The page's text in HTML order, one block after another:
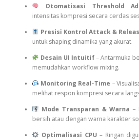
Otomatisasi Threshold
intensitas kompresi secara cerdas
Presisi Kontrol Attack &
untuk shaping dinamika yang akurat.
Desain UI Intuitif– Antarmuka
memudahkan workflow mixing.
Monitoring Real-Time –
melihat respon kompresi secara
Mode Transparan & Warna –
bersih atau dengan warna karakter
Optimalisasi CPU – Ringan